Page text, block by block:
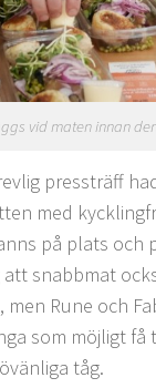
vid maten innan
pressträff
med
på plats
snabbmat
men Rune och
som möjligt
tåg.